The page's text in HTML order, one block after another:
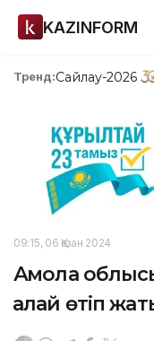
KAZINFORM
Тренд:Сайлау-2026
09:15, 06 Қазан 2024
Ақмола
қалай өтіп